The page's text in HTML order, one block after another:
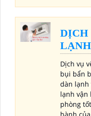
DỊCH
Dịch vụ
bụi bẩn
dàn lạnh
lạnh vận
phòng
hành